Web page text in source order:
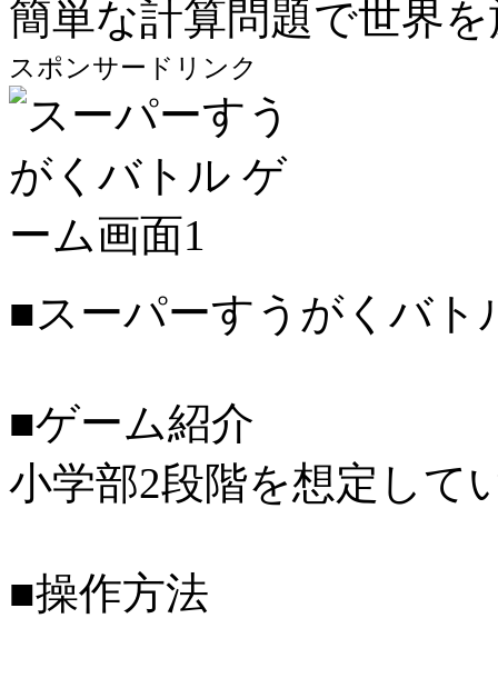
簡単な計算問題で世界
スポンサードリンク
■スーパーすうがくバト
■ゲーム紹介
小学部2段階を想定して
■操作方法